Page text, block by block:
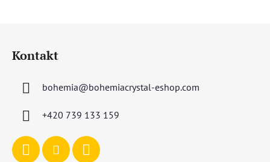
Kontakt
bohemia@bohemiacrystal-eshop.com
+420 739 133 159